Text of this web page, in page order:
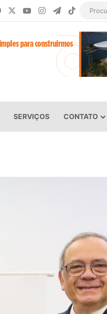
FacebookYouTubeInstagramTelegram
TikTok
SERVIÇOS CONTATO